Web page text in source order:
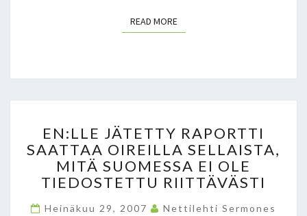
L
T
N
READ MOREREAD MORE
N
:
L
L
J
EN:LLE JÄTETTY RAPORTTI
SAATTAA OIREILLA SELLAISTA,
MITÄ SUOMESSA EI OLE
TIEDOSTETTU RIITTÄVÄSTI
Heinäkuu 29, 2007
Nettilehti Sermones